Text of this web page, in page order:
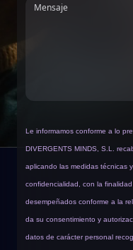
Mensaje
Le informamos conforme a lo
DIVERGENTS MINDS, S.L.
aplicando las medidas técnicas
confidencialidad, con la
desempeñados conforme a la
da su consentimiento y
datos de carácter personal